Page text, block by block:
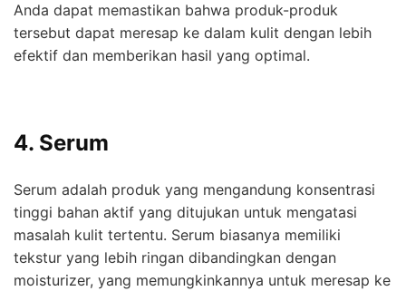
Anda dapat memastikan bahwa produk-produk
tersebut dapat meresap ke dalam kulit dengan lebih
efektif dan memberikan hasil yang optimal.
4. Serum
Serum adalah produk yang mengandung konsentrasi
tinggi bahan aktif yang ditujukan untuk mengatasi
masalah kulit tertentu. Serum biasanya memiliki
tekstur yang lebih ringan dibandingkan dengan
moisturizer, yang memungkinkannya untuk meresap ke